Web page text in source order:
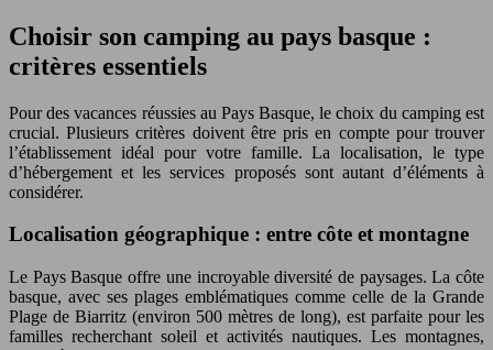
Choisir son camping au pays basque :
critères essentiels
Pour des vacances réussies au Pays Basque, le choix du camping est
crucial. Plusieurs critères doivent être pris en compte pour trouver
l’établissement idéal pour votre famille. La localisation, le type
d’hébergement et les services proposés sont autant d’éléments à
considérer.
Localisation géographique : entre côte et montagne
Le Pays Basque offre une incroyable diversité de paysages. La côte
basque, avec ses plages emblématiques comme celle de la Grande
Plage de Biarritz (environ 500 mètres de long), est parfaite pour les
familles recherchant soleil et activités nautiques. Les montagnes,